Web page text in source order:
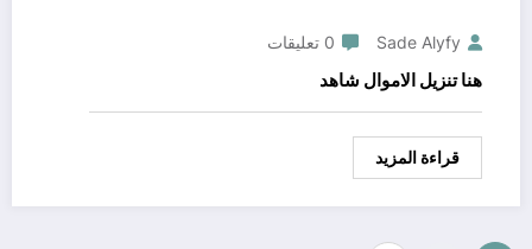
Sade Alyfy 0 تعليقات
هنا تنزيل الاموال شاهد
قراءة المزيد